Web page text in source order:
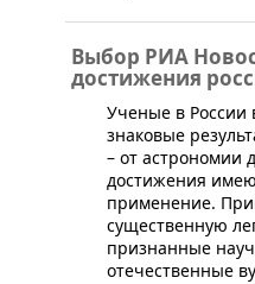
Выбор РИА
достижения
​Ученые в России
знаковые
– от астрономии
достижения
применение.
существенную
признанные
отечественные